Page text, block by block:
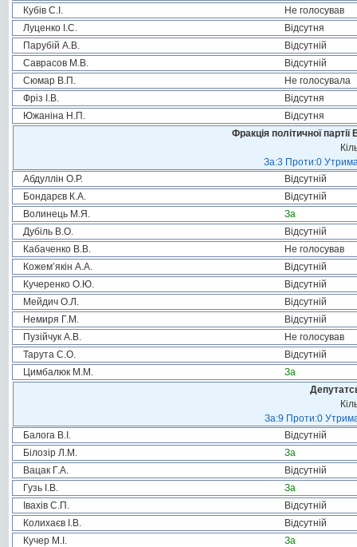
Кубів С.І.
Не голосував
Луценко І.С.
Відсутня
Парубій А.В.
Відсутній
Саврасов М.В.
Відсутній
Сюмар В.П.
Не голосувала
Фріз І.В.
Відсутня
Южаніна Н.П.
Відсутня
Фракція політичної
За:3 Проти:0
Абдуллін О.Р.
Відсутній
Бондарєв К.А.
Відсутній
Волинець М.Я.
За
Дубіль В.О.
Відсутній
Кабаченко В.В.
Не голосував
Кожем’якін А.А.
Відсутній
Кучеренко О.Ю.
Відсутній
Мейдич О.Л.
Відсутній
Немиря Г.М.
Відсутній
Пузійчук А.В.
Не голосував
Тарута С.О.
Відсутній
Цимбалюк М.М.
За
За:9 Проти:0
Балога В.І.
Відсутній
Білозір Л.М.
За
Вацак Г.А.
Відсутній
Гузь І.В.
За
Івахів С.П.
Відсутній
Колихаєв І.В.
Відсутній
Кучер М.І.
За